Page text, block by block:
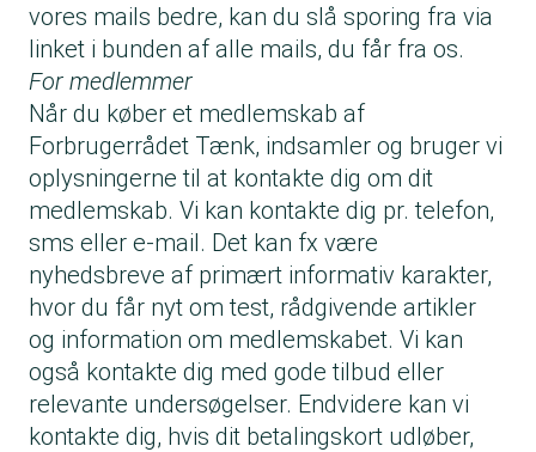
vores mails bedre, kan du slå sporing fra via
linket i bunden af alle mails, du får fra os.
For medlemmer
Når du køber et medlemskab af
Forbrugerrådet Tænk, indsamler og bruger vi
oplysningerne til at kontakte dig om dit
medlemskab. Vi kan kontakte dig pr. telefon,
sms eller e-mail. Det kan fx være
nyhedsbreve af primært informativ karakter,
hvor du får nyt om test, rådgivende artikler
og information om medlemskabet. Vi kan
også kontakte dig med gode tilbud eller
relevante undersøgelser. Endvidere kan vi
kontakte dig, hvis dit betalingskort udløber,